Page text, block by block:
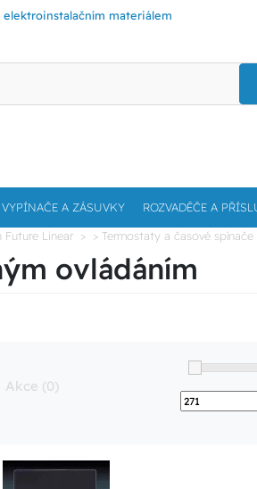
materiálem
VYPÍNAČE A ZÁSUVKY ROZVADĚČE A
Future Linear > Termostaty a časové spínače
ovládáním
Akce (0)